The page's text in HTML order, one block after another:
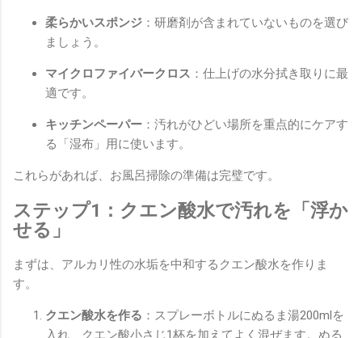
柔らかいスポンジ ：研磨剤が含まれていないものを選び
ましょう。
マイクロファイバークロス ：仕上げの水分拭き取りに最
適です。
キッチンペーパー ：汚れがひどい場所を重点的にケアす
る「湿布」用に使います。
これらがあれば、お風呂掃除の準備は完璧です。
ステップ1：クエン酸水で汚れを「浮か
せる」
まずは、アルカリ性の水垢を中和するクエン酸水を作りま
す。
クエン酸水を作る ：スプレーボトルにぬるま湯200mlを
入れ、クエン酸小さじ1杯を加えてよく混ぜます。ぬる